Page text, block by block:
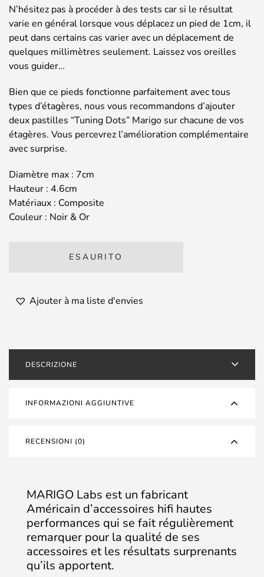
N’hésitez pas à procéder à des tests car si le résultat
varie en général lorsque vous déplacez un pied de 1cm, il
peut dans certains cas varier avec un déplacement de
quelques millimètres seulement. Laissez vos oreilles
vous guider…
Bien que ce pieds fonctionne parfaitement avec tous
types d’étagères, nous vous recommandons d’ajouter
deux pastilles “Tuning Dots” Marigo sur chacune de vos
étagères. Vous percevrez l’amélioration complémentaire
avec surprise.
Diamètre max : 7cm
Hauteur : 4.6cm
Matériaux : Composite
Couleur : Noir & Or
ESAURITO
Ajouter à ma liste d'envies
DESCRIZIONE
INFORMAZIONI AGGIUNTIVE
RECENSIONI (0)
MARIGO Labs est un fabricant
Américain d’accessoires hifi hautes
performances qui se fait régulièrement
remarquer pour la qualité de ses
accessoires et les résultats surprenants
qu’ils apportent.